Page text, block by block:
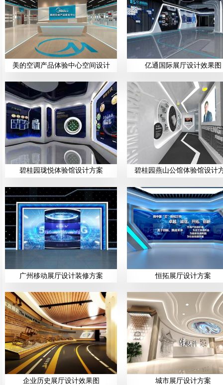
美的空调产品体验中心空间设计 亿通国际展厅设计效果图
碧桂园珑悦体验馆设计方案 碧桂园燕山公馆体验馆设计
广州移动展厅设计装修方案 恒拓展厅设计方案
企业历史展厅设计效果图 城市展厅设计方案